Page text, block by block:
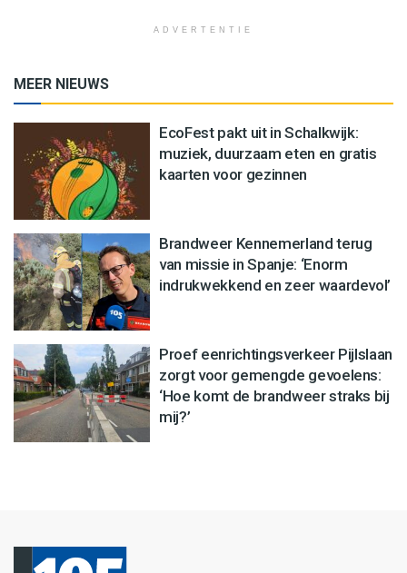
ADVERTENTIE
MEER NIEUWS
EcoFest pakt uit in Schalkwijk:
muziek, duurzaam eten en gratis
kaarten voor gezinnen
Brandweer Kennemerland terug
van missie in Spanje: ‘Enorm
indrukwekkend en zeer waardevol’
Proef eenrichtingsverkeer Pijlslaan
zorgt voor gemengde gevoelens:
‘Hoe komt de brandweer straks bij
mij?’